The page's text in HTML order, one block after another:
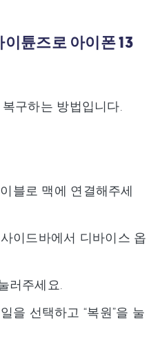
튠즈로 아이폰 13
구하는 방법입니다.
블로 맥에 연결해주세
이드바에서 디바이스 옵
러주세요.
을 선택하고 “복원”을 눌